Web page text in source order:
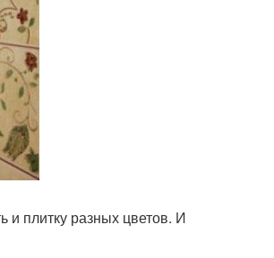
и плитку разных цветов. И